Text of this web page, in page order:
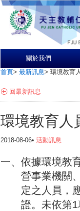
關於我們
首頁> 最新訊息> 環境教育
回最新訊息
環境教育人
2018-08-06• 活動訊息
一、 依據環境教
營事業機關、
定之 人 員 ，
證。 未依第1